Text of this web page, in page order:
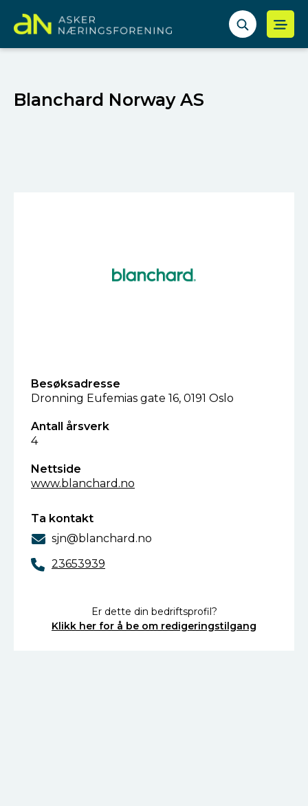
Blanchard Norway AS
Besøksadresse
Dronning Eufemias gate 16, 0191 Oslo
Antall årsverk
4
Nettside
www.blanchard.no
Ta kontakt
sjn@blanchard.no
23653939
Er dette din bedriftsprofil?
Klikk her for å be om redigeringstilgang